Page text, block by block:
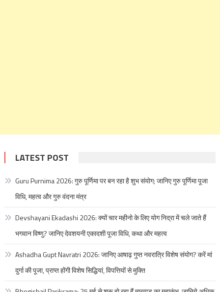
LATEST POST
Guru Purnima 2026: गुरु पूर्णिमा पर बन रहा है शुभ संयोग; जानिए गुरु पूर्णिमा पूजा
विधि, महत्व और गुरु वंदना मंत्र
Devshayani Ekadashi 2026: क्यों चार महीनो के लिए योग निद्रा में चले जाते हैं
भगवान विष्णु? जानिए देवशयनी एकादशी पूजा विधि, कथा और महत्व
Ashadha Gupt Navratri 2026: जानिए आषाढ़ गुप्त नवरात्रि विशेष संयोग? करें मां
दुर्गा की पूजा, प्राप्त होंगी विशेष सिद्धियां, विपत्तियों से मुक्ति